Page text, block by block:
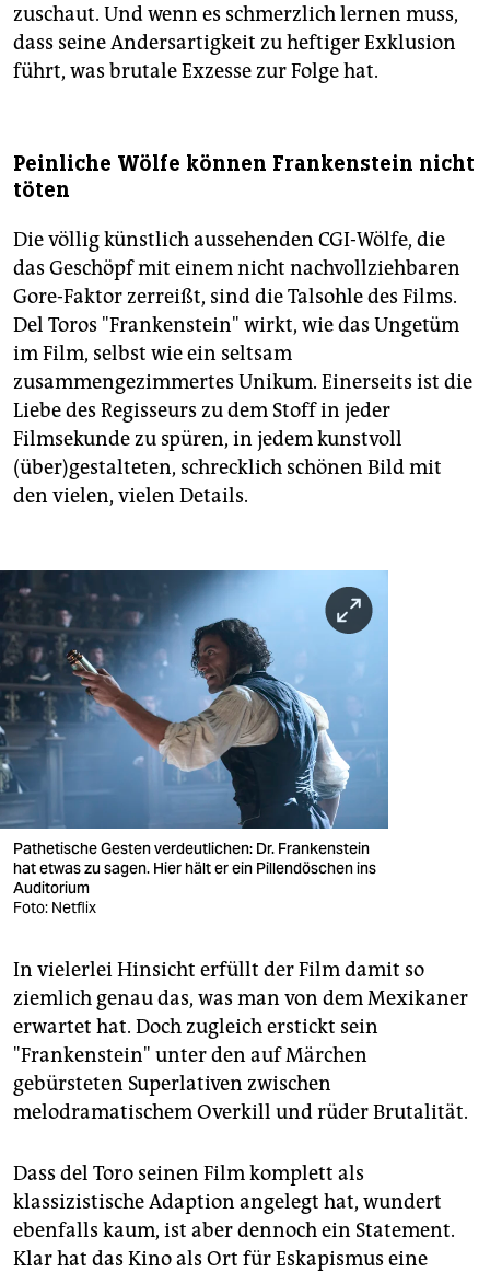
zuschaut. Und wenn es schmerzlich lernen muss,
dass seine Andersartigkeit zu heftiger Exklusion
führt, was brutale Exzesse zur Folge hat.
Peinliche Wölfe können Frankenstein nicht
töten
Die völlig künstlich aussehenden CGI-Wölfe, die
das Geschöpf mit einem nicht nachvollziehbaren
Gore-Faktor zerreißt, sind die Talsohle des Films.
Del Toros "Frankenstein" wirkt, wie das Ungetüm
im Film, selbst wie ein seltsam
zusammengezimmertes Unikum. Einerseits ist die
Liebe des Regisseurs zu dem Stoff in jeder
Filmsekunde zu spüren, in jedem kunstvoll
(über)gestalteten, schrecklich schönen Bild mit
den vielen, vielen Details.
Pathetische Gesten verdeutlichen: Dr. Frankenstein
hat etwas zu sagen. Hier hält er ein Pillendöschen ins
Auditorium
Foto: Netflix
In vielerlei Hinsicht erfüllt der Film damit so
ziemlich genau das, was man von dem Mexikaner
erwartet hat. Doch zugleich erstickt sein
"Frankenstein" unter den auf Märchen
gebürsteten Superlativen zwischen
melodramatischem Overkill und rüder Brutalität.
Dass del Toro seinen Film komplett als
klassizistische Adaption angelegt hat, wundert
ebenfalls kaum, ist aber dennoch ein Statement.
Klar hat das Kino als Ort für Eskapismus eine